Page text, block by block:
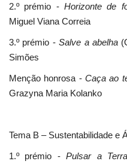
2.º prémio - Horizonte de
Miguel Viana Correia
3.º prémio -Salve a abelha
Simões
Menção honrosa - Caça ao
Grazyna Maria Kolanko
Tema B – Sustentabilidade e
1.º prémio -Pulsar a Terra